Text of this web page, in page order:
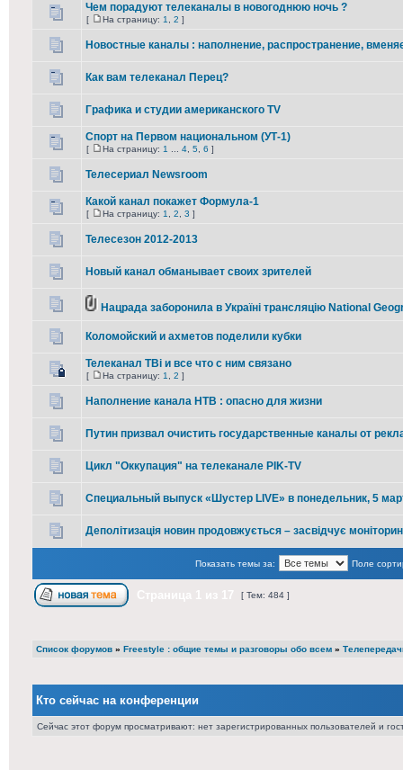
Чем порадуют телеканалы в новогоднюю ночь ?
[ На страницу: 1 2 ]
Новостные каналы : наполнение, распространение,
Как вам телеканал Перец?
Графика и студии американского TV
Спорт на Первом национальном (УТ-1)
[ На страницу: 1 4 5 6 ]
Телесериал Newsroom
Какой канал покажет Формула-1
[ На страницу: 1 2 3 ]
Телесезон 2012-2013
Новый канал обманывает своих зрителей
Нацрада заборонила в Україні трансляцію National
Коломойский и ахметов поделили кубки
Телеканал ТВі и все что с ним связано
[ На страницу: 1 2 ]
Наполнение канала НТВ : опасно для жизни
Путин призвал очистить государственные каналы от
Цикл "Оккупация" на телеканале PIK-TV
Специальный выпуск «Шустер LIVE» в понедельник, 5
Деполітизація новин продовжується – засвідчує
Показать темы за: Поле
[ Тем: 484 ]
Список форумов » Freestyle : общие темы и разговоры обо всем »
Кто сейчас на конференции
Сейчас этот форум просматривают: нет зарегистрированных пользователей и